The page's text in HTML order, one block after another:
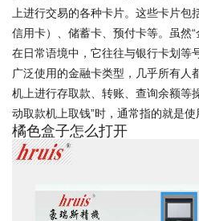
上进行交易的各种卡片。这些卡片包
信用卡）、储蓄卡、预付卡等。虽然
在日常语境中，它往往与银行卡划等
广泛使用的金融卡类型，几乎所有人
机上进行存取款、转账、查询余额等
动取款机上取钱”时，通常指的就是使
橘色盒子怎么打开